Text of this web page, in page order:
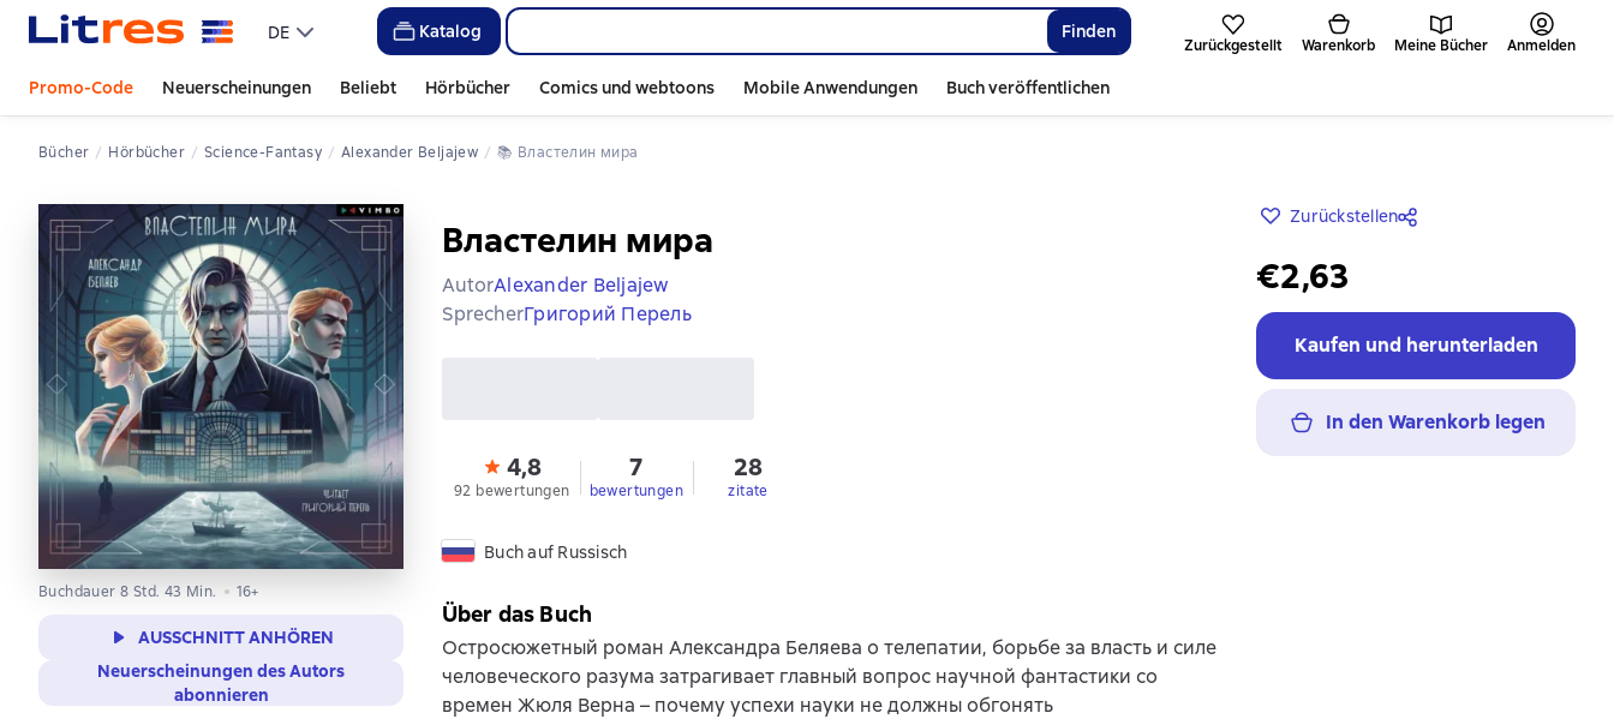
DE Katalog Finden
Zurückgestellt Warenkorb Meine Bücher Anmelden
Promo-Code Neuerscheinungen Beliebt Hörbücher Comics und webtoons Mobile Anwendungen Buch veröffentlichen
Bücher Hörbücher Science-Fantasy Alexander Beljajew 📚 Властелин мира
Buchdauer 8 Std. 43 Min. 16+
AUSSCHNITT ANHÖREN
Neuerscheinungen des Autors
abonnieren
Властелин мира
AutorAlexander Beljajew
SprecherГригорий Перель
4,8
92 bewertungen
7
bewertungen
28
zitate
Buch auf Russisch
Zurückstellen
€2,63
Kaufen und herunterladen
In den Warenkorb legen
Über das Buch
Остросюжетный роман Александра Беляева о телепатии, борьбе за власть и силе
человеческого разума затрагивает главный вопрос научной фантастики со
времен Жюля Верна – почему успехи науки не должны обгонять